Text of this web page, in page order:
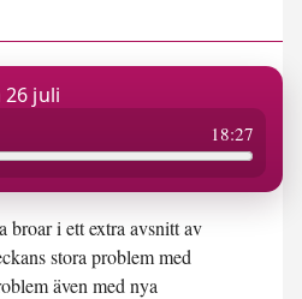
juli
18:27
broar i ett extra avsnitt av
stora problem med
även med nya